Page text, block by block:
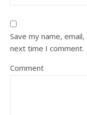
Save my name,
next time I comment.
Comment